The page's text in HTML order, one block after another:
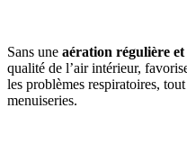
Sans une aération régulière
qualité de l’air intérieur,
les problèmes respiratoires,
menuiseries.